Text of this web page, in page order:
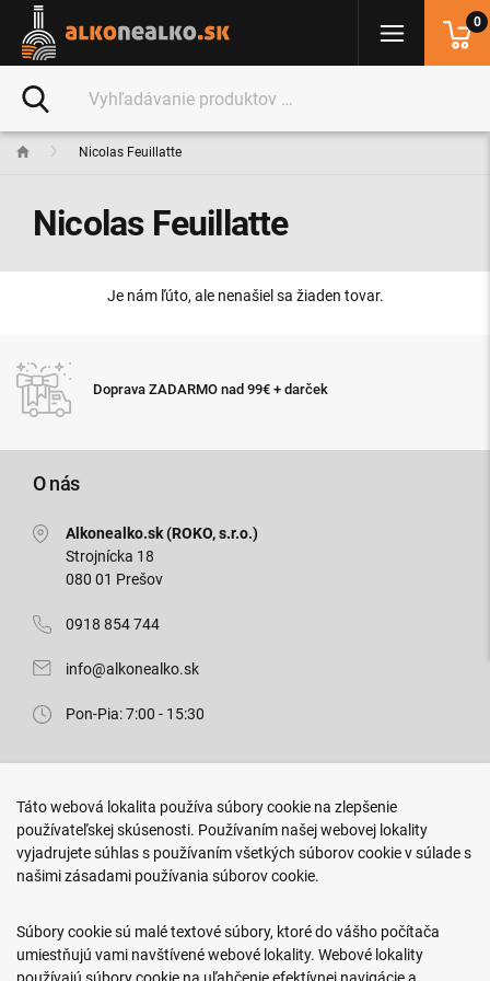
Nicolas Feuillatte
Nicolas Feuillatte
Je nám ľúto, ale nenašiel sa žiaden tovar.
ZADARMO nad 99€ + darček
O nás
Alkonealko.sk (ROKO, s.r.o.)
Strojnícka 18
080 01 Prešov
0918 854 744
info@alkonealko.sk
Pon-Pia: 7:00 - 15:30
Arm. gen. Svobodu 23/A
080 01 Prešov
0917 466 578
sekcovpredajna@doroka.sk
Pon-Ned: 9:00 - 20:00
0
Táto webová lokalita používa súbory cookie na zlepšenie
používateľskej skúsenosti. Používaním našej webovej lokality
vyjadrujete súhlas s používaním všetkých súborov cookie v súlade s
našimi zásadami používania súborov cookie.
Súbory cookie sú malé textové súbory, ktoré do vášho počítača
umiestňujú vami navštívené webové lokality. Webové lokality
používajú súbory cookie na uľahčenie efektívnej navigácie a